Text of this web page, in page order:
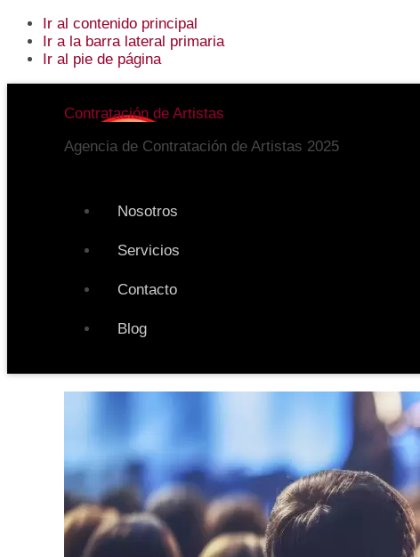
Ir al contenido principal
Ir a la barra lateral primaria
Ir al pie de página
menuContratación de Artistas
Agencia de Contratación de Artistas 2025
Nosotros
Servicios
Contacto
Blog